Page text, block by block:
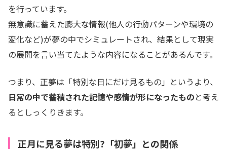
を行っています。
無意識に蓄えた膨大な情報(他人の行動パターンや環境の
変化など)が夢の中でシミュレートされ、結果として現実
の展開を言い当てたような内容になることがあるんです。
つまり、正夢は「特別な日にだけ見るもの」というより、
日常の中で蓄積された記憶や感情が形になったものと考え
るとしっくりきます。
正月に見る夢は特別?「初夢」との関係